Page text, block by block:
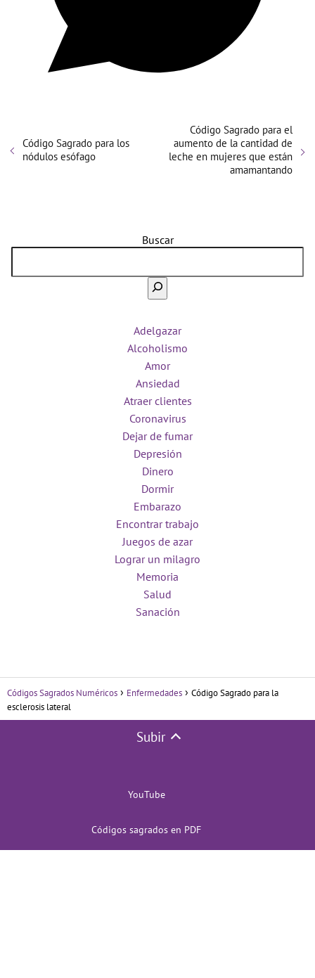
Código Sagrado para los
nódulos esófago
Código Sagrado para el
aumento de la cantidad de
leche en mujeres que están
amamantando
Buscar
Adelgazar
Alcoholismo
Amor
Ansiedad
Atraer clientes
Coronavirus
Dejar de fumar
Depresión
Dinero
Dormir
Embarazo
Encontrar trabajo
Juegos de azar
Lograr un milagro
Memoria
Salud
Sanación
Códigos Sagrados Numéricos Enfermedades
Código Sagrado para la
esclerosis lateral
Subir
YouTube
Códigos sagrados en PDF